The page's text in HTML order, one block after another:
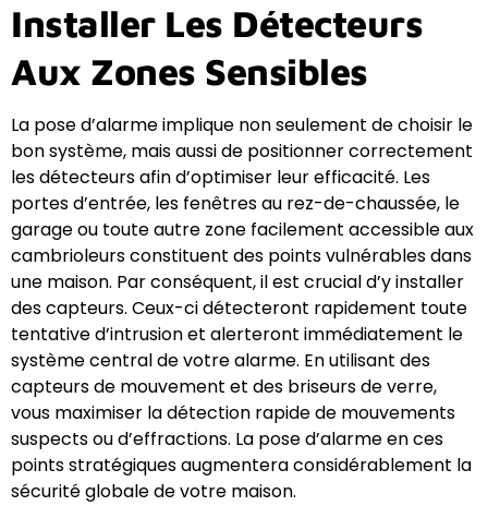
Installer Les Détecteurs
Aux Zones Sensibles
La pose d’alarme implique non seulement de choisir le
bon système, mais aussi de positionner correctement
les détecteurs afin d’optimiser leur efficacité. Les
portes d’entrée, les fenêtres au rez-de-chaussée, le
garage ou toute autre zone facilement accessible aux
cambrioleurs constituent des points vulnérables dans
une maison. Par conséquent, il est crucial d’y installer
des capteurs. Ceux-ci détecteront rapidement toute
tentative d’intrusion et alerteront immédiatement le
système central de votre alarme. En utilisant des
capteurs de mouvement et des briseurs de verre,
vous maximiser la détection rapide de mouvements
suspects ou d’effractions. La pose d’alarme en ces
points stratégiques augmentera considérablement la
sécurité globale de votre maison.